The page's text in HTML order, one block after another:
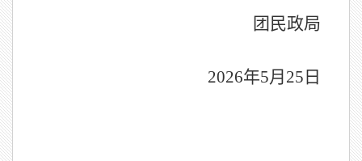
团民政局
2026年5月 25 日